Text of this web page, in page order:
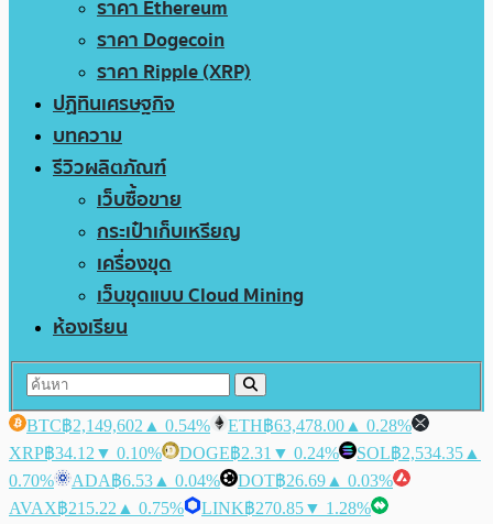
ราคา Ethereum
ราคา Dogecoin
ราคา Ripple (XRP)
ปฏิทินเศรษฐกิจ
บทความ
รีวิวผลิตภัณฑ์
เว็บซื้อขาย
กระเป๋าเก็บเหรียญ
เครื่องขุด
เว็บขุดแบบ Cloud Mining
ห้องเรียน
BTC฿2,149,602 ▲ 0.54% ETH฿63,478.00 ▲ 0.28%
XRP฿34.12 ▼ 0.10% DOGE฿2.31 ▼ 0.24% SOL฿2,534.35 ▲
0.70%
ADA฿6.53 ▲ 0.04% DOT฿26.69 ▲ 0.03%
AVAX฿215.22 ▲ 0.75% LINK฿270.85▼ 1.28%